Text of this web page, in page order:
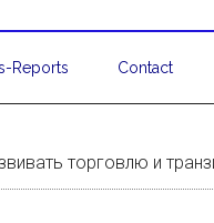
Reports Contact
торговлю и